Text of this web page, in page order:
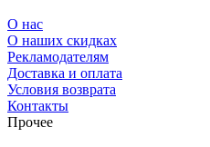
О нас
О наших скидках
Рекламодателям
Доставка и оплата
Условия возврата
Контакты
Прочее